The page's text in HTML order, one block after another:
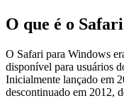
O que é o
O Safari para Windows
disponível para usuários
Inicialmente lançado em
descontinuado em 2012,